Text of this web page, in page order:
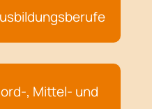
, Mittel- und